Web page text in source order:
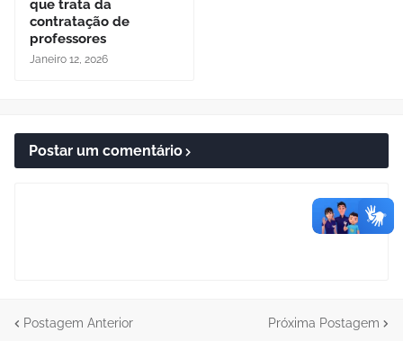
que trata da
contratação de
professores
Janeiro 12, 2026
Postar um comentário
Postagem Anterior Próxima Postagem